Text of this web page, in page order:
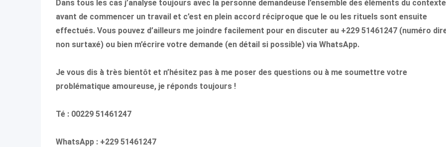
Dans tous les cas j’analyse toujours avec la personne demandeuse l’ensemble des éléments du contexte
avant de commencer un travail et c’est en plein accord réciproque que le ou les rituels sont ensuite
effectués. Vous pouvez d’ailleurs me joindre facilement pour en discuter au +229 51461247 (numéro
non surtaxé) ou bien m’écrire votre demande (en détail si possible) via WhatsApp.
Je vous dis à très bientôt et n’hésitez pas à me poser des questions ou à me soumettre votre
problématique amoureuse, je réponds toujours !
Té : 00229 51461247
WhatsApp : +229 51461247